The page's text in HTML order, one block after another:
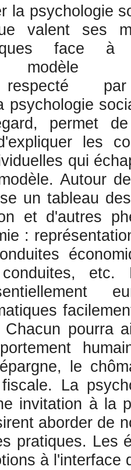
la psychologie
valent ses
face à
modèle
respecté
psychologie
permet
les
qui
Autour
un tableau
et d'autres
:
pourra
le
La
invitation à la
aborder de
pratiques. Les
à l'interface